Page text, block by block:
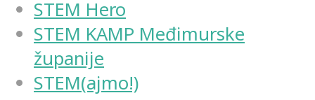
STEM Hero
STEM KAMP Međimurske
županije
STEM(ajmo!)